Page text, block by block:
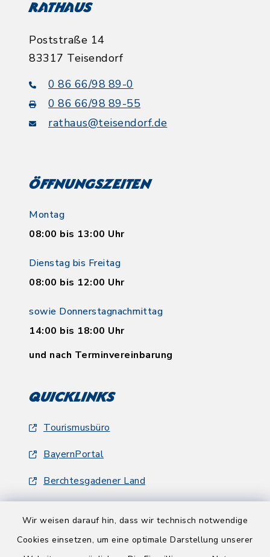
Wir weisen darauf hin, dass wir technisch notwendige
Cookies einsetzen, um eine optimale Darstellung unserer
Rathaus
Poststraße 14
83317 Teisendorf
0 86 66/98 89-0
0 86 66/98 89-55
rathaus@teisendorf.de
Öffnungszeiten
Montag
08:00 bis 13:00 Uhr
Dienstag bis Freitag
08:00 bis 12:00 Uhr
sowie Donnerstagnachmittag
14:00 bis 18:00 Uhr
und nach Terminvereinbarung
Quicklinks
Tourismusbüro
BayernPortal
Berchtesgadener Land